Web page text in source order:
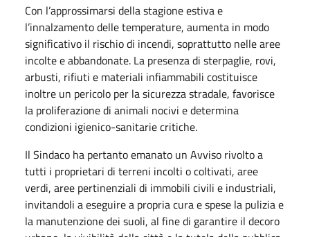
Con l’approssimarsi della stagione estiva e
l’innalzamento delle temperature, aumenta in modo
significativo il rischio di incendi, soprattutto nelle aree
incolte e abbandonate. La presenza di sterpaglie, rovi,
arbusti, rifiuti e materiali infiammabili costituisce
inoltre un pericolo per la sicurezza stradale, favorisce
la proliferazione di animali nocivi e determina
condizioni igienico-sanitarie critiche.
Il Sindaco ha pertanto emanato un Avviso rivolto a
tutti i proprietari di terreni incolti o coltivati, aree
verdi, aree pertinenziali di immobili civili e industriali,
invitandoli a eseguire a propria cura e spese la pulizia e
la manutenzione dei suoli, al fine di garantire il decoro